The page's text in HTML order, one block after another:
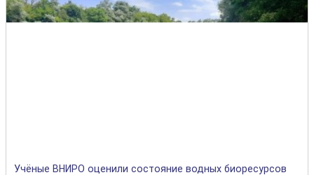
Учёные ВНИРО оценили состояние водных биоресурсов